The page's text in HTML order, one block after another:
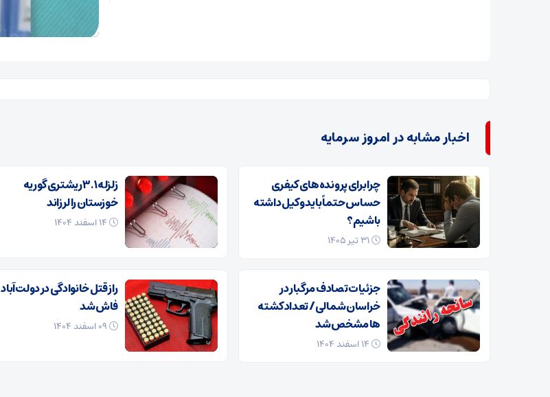
اخبار مشابه در امروز سرمایه
چرا برای پرونده‌های کیفری
حساس حتماً باید وکیل داشته
باشیم؟
زلزله ۳.۱ ریشتری گوریه
خوزستان را لرزاند
جزئیات تصادف مرگبار در
خراسان‌شمالی/ تعداد کشته
ها مشخص شد
راز قتل خانوادگی در دولت‌آباد
فاش شد